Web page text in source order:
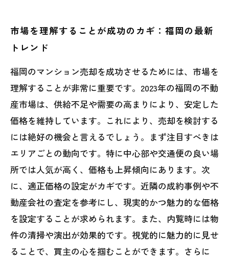
市場を理解することが成功のカギ：福岡の最新
トレンド
福岡のマンション売却を成功させるためには、市場を
理解することが非常に重要です。2023年の福岡の不動
産市場は、供給不足や需要の高まりにより、安定した
価格を維持しています。これにより、売却を検討する
には絶好の機会と言えるでしょう。まず注目すべきは
エリアごとの動向です。特に中心部や交通便の良い場
所では人気が高く、価格も上昇傾向にあります。次
に、適正価格の設定がカギです。近隣の成約事例や不
動産会社の査定を参考にし、現実的かつ魅力的な価格
を設定することが求められます。また、内覧時には物
件の清掃や演出が効果的です。視覚的に魅力的に見せ
ることで、買主の心を掴むことができます。さらに